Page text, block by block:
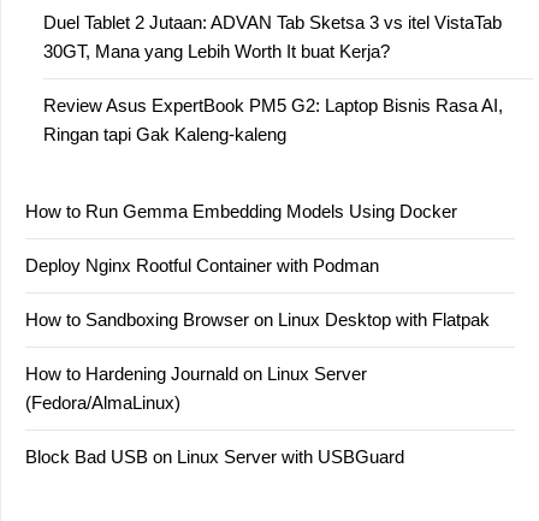
Duel Tablet 2 Jutaan: ADVAN Tab Sketsa 3 vs itel VistaTab
30GT, Mana yang Lebih Worth It buat Kerja?
Review Asus ExpertBook PM5 G2: Laptop Bisnis Rasa AI,
Ringan tapi Gak Kaleng-kaleng
How to Run Gemma Embedding Models Using Docker
Deploy Nginx Rootful Container with Podman
How to Sandboxing Browser on Linux Desktop with Flatpak
How to Hardening Journald on Linux Server
(Fedora/AlmaLinux)
Block Bad USB on Linux Server with USBGuard